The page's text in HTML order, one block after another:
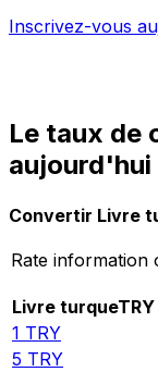
Inscrivez-vous
Le taux de
aujourd'hui
Convertir Livre
Rate
Livre turqueTRY
1 TRY
5 TRY